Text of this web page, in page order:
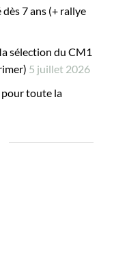
7 ans (+ rallye
sélection du CM1
5 juillet 2026
pour toute la